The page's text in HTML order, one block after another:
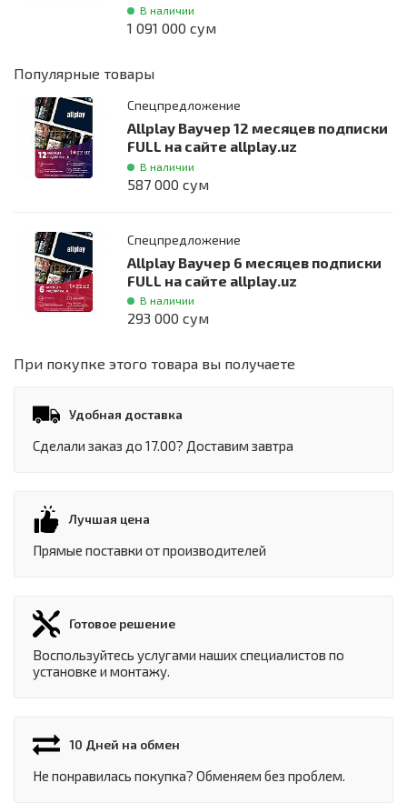
В наличии
1 091 000 сум
Популярные товары
Спецпредложение
Allplay Ваучер 12 месяцев подписки
FULL на сайте allplay.uz
В наличии
587 000 сум
Спецпредложение
Allplay Ваучер 6 месяцев подписки
FULL на сайте allplay.uz
В наличии
293 000 сум
При покупке этого товара вы получаете
Удобная доставка
Сделали заказ до 17.00? Доставим завтра
Лучшая цена
Прямые поставки от производителей
Готовое решение
Воспользуйтесь услугами наших специалистов по
установке и монтажу.
10 Дней на обмен
Не понравилась покупка? Обменяем без проблем.